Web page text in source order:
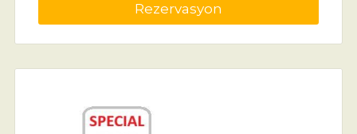
Rezervasyon